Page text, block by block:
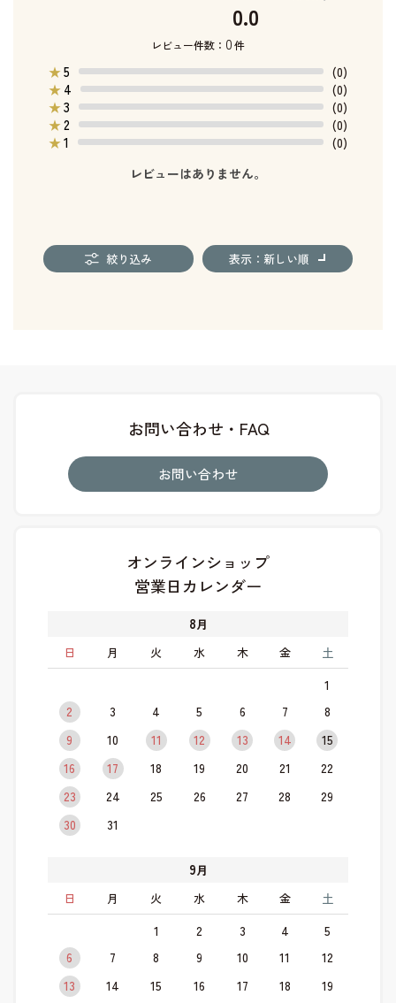
0.0
レビュー件数： 0件
★5
(0)
★ 4
(0)
★3
(0)
★2
(0)
★1
(0)
レビューはありません。
絞り込み 表示：新しい順
お問い合わせ・FAQ
お問い合わせ
オンラインショップ
営業日カレンダー
8月
日
月 火 水 木 金 土
1
2
3 4 5 6 7
8
9
10 11 12 13 14
15
16
17 18 19 20 21
22
23
24 25 26 27 28
29
30
31
9月
日
月 火 水 木 金 土
1 2 3 4
5
6
7 8 9 10 11
12
13
14 15 16 17 18
19